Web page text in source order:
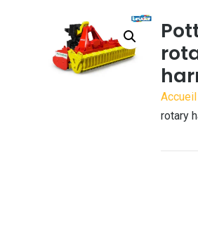
Accueil
rotary